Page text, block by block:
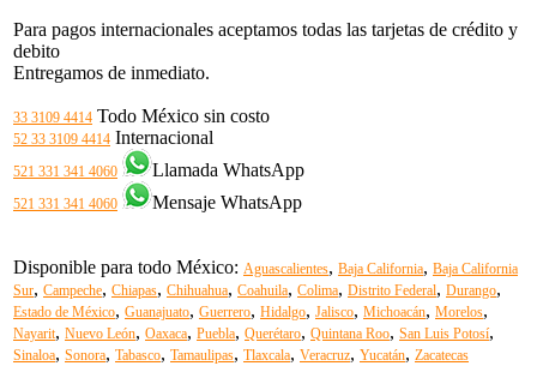
Para pagos internacionales aceptamos todas las tarjetas de crédito y
debito
Entregamos de inmediato.
33 3109 4414 Todo México sin costo
52 33 3109 4414 Internacional
521 331 341 4060 Llamada WhatsApp
521 331 341 4060 Mensaje WhatsApp
Disponible para todo México: Aguascalientes, Baja California, Baja California
Sur, Campeche, Chiapas, Chihuahua, Coahuila, Colima, Distrito Federal, Durango,
Estado de México, Guanajuato, Guerrero, Hidalgo, Jalisco, Michoacán, Morelos,
Nayarit, Nuevo León, Oaxaca, Puebla, Querétaro, Quintana Roo, San Luis Potosí,
Sinaloa, Sonora, Tabasco, Tamaulipas, Tlaxcala, Veracruz, Yucatán, Zacatecas